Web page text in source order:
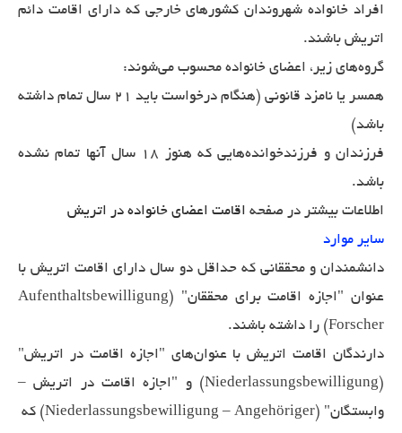
افراد خانواده شهروندان کشورهای خارجی که دارای اقامت دائم
اتریش باشند.
گروه‌های زیر، اعضای خانواده محسوب می‌شوند:
همسر یا نامزد قانونی (هنگام درخواست باید 21 سال تمام داشته
باشد)
فرزندان و فرزندخوانده‌هایی که هنوز 18 سال آنها تمام نشده
باشد.
اطلاعات بیشتر در صفحه اقامت اعضای خانواده در اتریش
سایر موارد
دانشمندان و محققانی که حداقل دو سال دارای اقامت اتریش با
عنوان "اجازه اقامت برای محققان" (Aufenthaltsbewilligung
Forscher) را داشته باشند.
دارندگان اقامت اتریش با عنوان‌های "اجازه اقامت در اتریش"
(Niederlassungsbewilligung) و "اجازه اقامت در اتریش –
وابستگان" (Niederlassungsbewilligung – Angehöriger) که